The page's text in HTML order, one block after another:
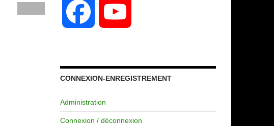
c u
CONNEXION-ENREGISTREMENT
Administration
Connexion / déconnexion